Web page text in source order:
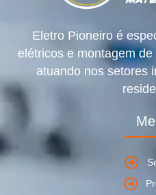
Eletro Pioneiro é
elétricos e montagem
atuando nos setores